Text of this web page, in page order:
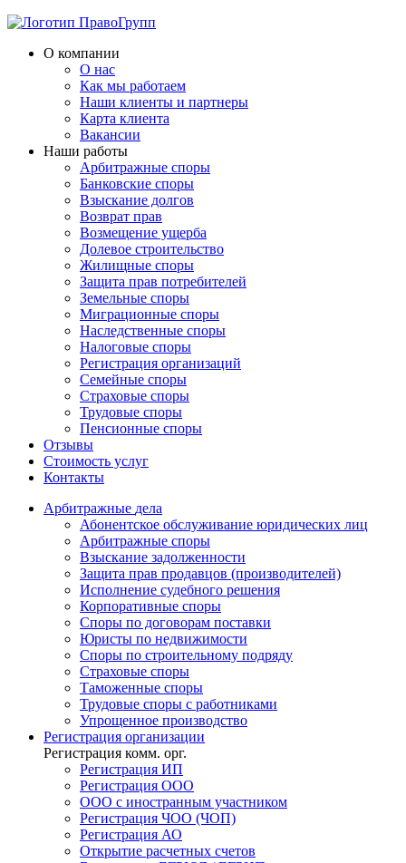
О компании
О нас
Как мы работаем
Наши клиенты и партнеры
Карта клиента
Вакансии
Наши работы
Арбитражные споры
Банковские споры
Взыскание долгов
Возврат прав
Возмещение ущерба
Долевое строительство
Жилищные споры
Защита прав потребителей
Земельные споры
Миграционные споры
Наследственные споры
Налоговые споры
Регистрация организаций
Семейные споры
Страховые споры
Трудовые споры
Пенсионные споры
Отзывы
Стоимость услуг
Контакты
Арбитражные дела
Абонентское обслуживание юридических лиц
Арбитражные споры
Взыскание задолженности
Защита прав продавцов (производителей)
Исполнение судебного решения
Корпоративные споры
Споры по договорам поставки
Юристы по недвижимости
Споры по строительному подряду
Страховые споры
Таможенные споры
Трудовые споры с работниками
Упрощенное производство
Регистрация организации
Регистрация комм. орг.
Регистрация ИП
Регистрация ООО
ООО с иностранным участником
Регистрация ЧОО (ЧОП)
Регистрация АО
Открытие расчетных счетов